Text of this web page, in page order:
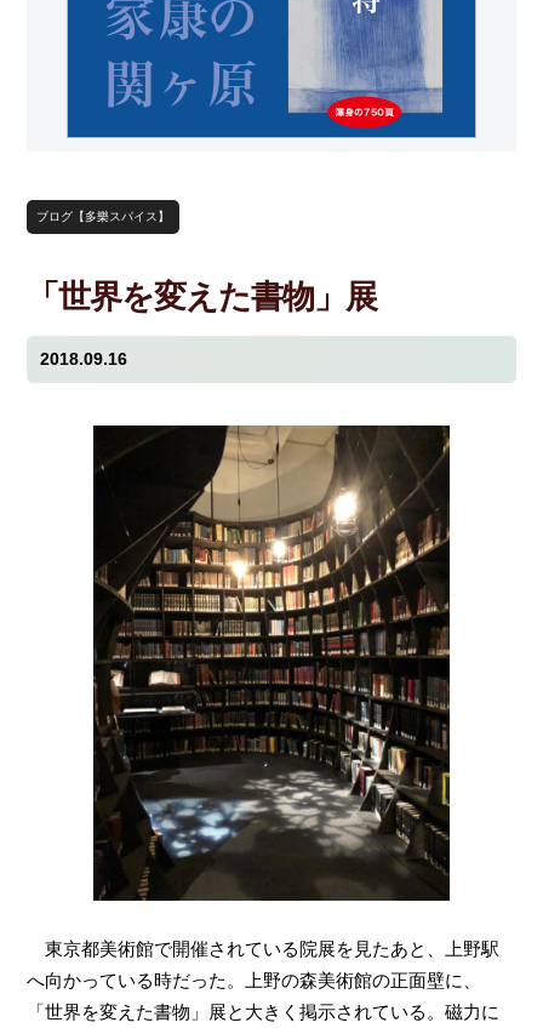
ブログ【多樂スパイス】
「世界を変えた書物」展
2018.09.16
東京都美術館で開催されている院展を見たあと、上野駅
へ向かっている時だった。上野の森美術館の正面壁に、
「世界を変えた書物」展と大きく掲示されている。磁力に